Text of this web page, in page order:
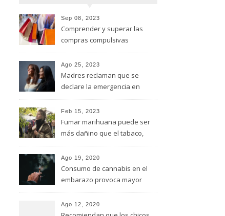
Sep 08, 2023
Comprender y superar las
compras compulsivas
Ago 25, 2023
Madres reclaman que se
declare la emergencia en
Feb 15, 2023
Fumar marihuana puede ser
más dañino que el tabaco,
Universidad de Ottawa
Ago 19, 2020
Consumo de cannabis en el
embarazo provoca mayor
(FUNDACION MANANTIALES)
Ago 12, 2020